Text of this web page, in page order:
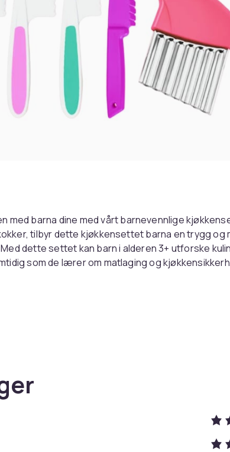
med barna dine med vårt barnevennlige
tilbyr dette kjøkkensettet barna en trygg og
dette settet kan barn i alderen 3+ utforske
som de lærer om matlaging og
pedagogisk og underholdende gave til nysgjerrige